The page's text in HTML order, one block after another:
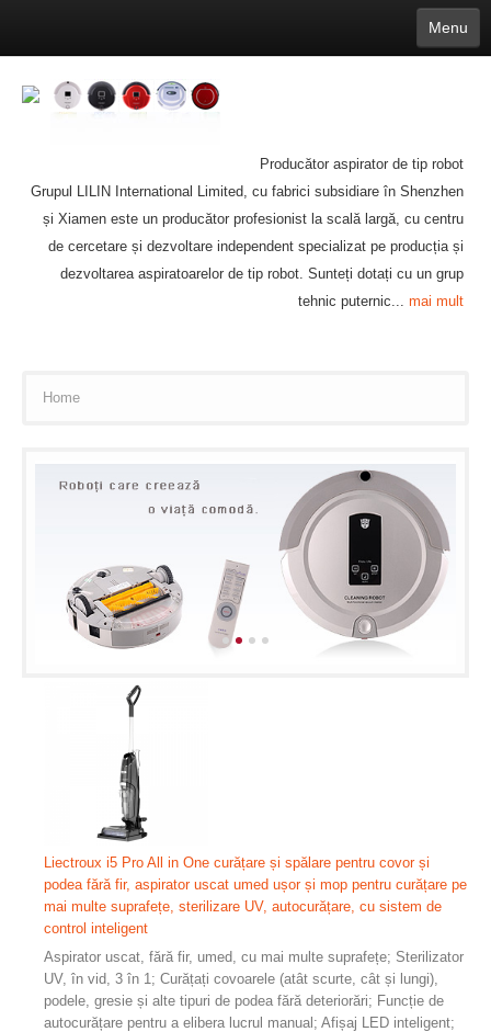
Menu
Deutsch
Português 日本語
Mongolian bāṅlā Norsk
Türkçe
Ўзбек тили
india Tiếng Việt íslenska Estonia
Bulgarian
Ukrainian
Slovenčina
Producător aspirator de tip robot
Grupul LILIN International Limited, cu fabrici subsidiare în Shenzhen
și Xiamen este un producător profesionist la scală largă, cu centru
de cercetare și dezvoltare independent specializat pe producția și
dezvoltarea aspiratoarelor de tip robot. Sunteți dotați cu un grup
tehnic puternic... mai mult
Home
Liectroux i5 Pro All in One curățare și spălare pentru covor și
podea fără fir, aspirator uscat umed ușor și mop pentru curățare pe
mai multe suprafețe, sterilizare UV, autocurățare, cu sistem de
control inteligent
Aspirator uscat, fără fir, umed, cu mai multe suprafețe; Sterilizator
UV, în vid, 3 în 1; Curățați covoarele (atât scurte, cât și lungi),
podele, gresie și alte tipuri de podea fără deteriorări; Funcție de
autocurățare pentru a elibera lucrul manual; Afișaj LED inteligent;